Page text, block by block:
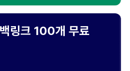
링크 100개 무료